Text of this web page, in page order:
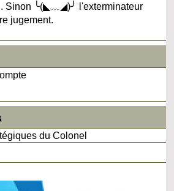
Sinon ╰(◣﹏◢)╯ l'exterminateur
jugement.
du Colonel